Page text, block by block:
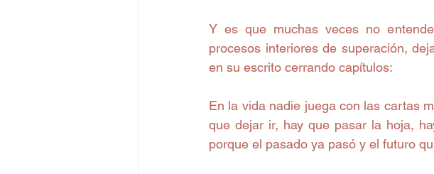
Y es que muchas veces no
procesos interiores de superación,
en su escrito cerrando capítulos:
En la vida nadie juega con las cartas
que dejar ir, hay que pasar la hoja,
porque el pasado ya pasó y el futuro